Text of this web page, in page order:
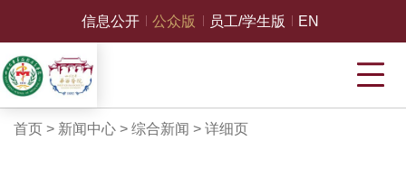
信息公开 公众版 员工/学生版 EN
首页 > 新闻中心> 综合新闻 > 详细页